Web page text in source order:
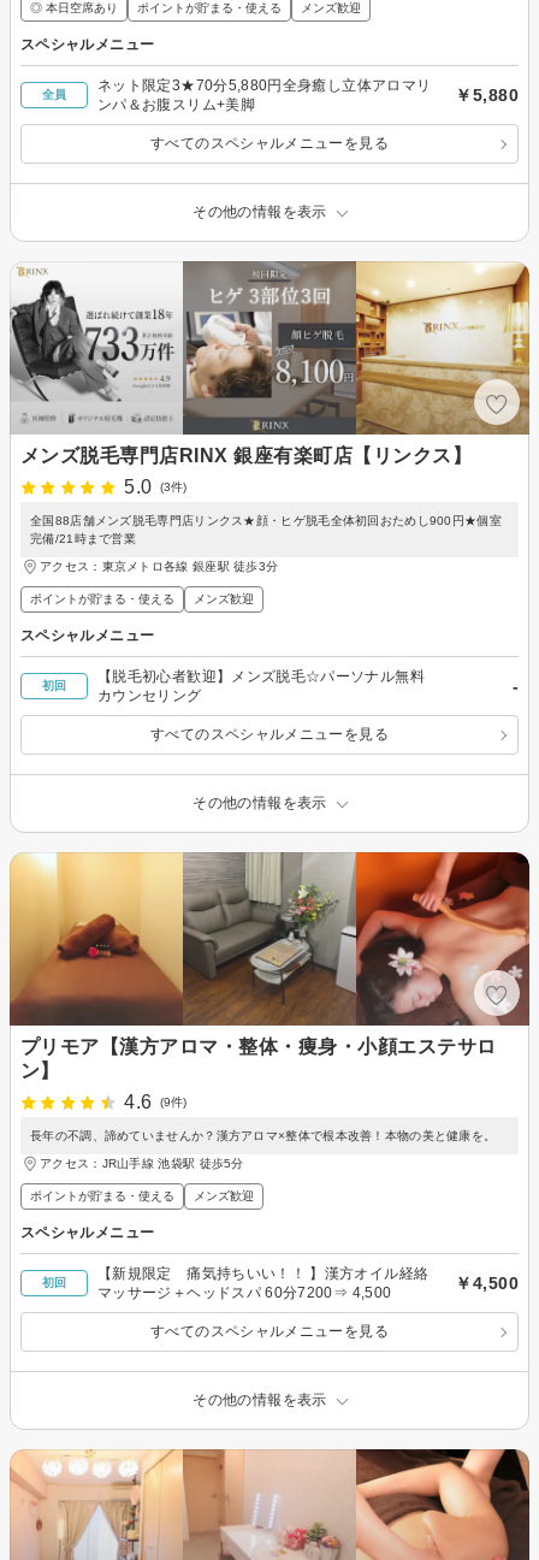
◎ 本日空席あり ポイントが貯まる・使える メンズ歓迎
スペシャルメニュー
全員
ネット限定3★70分5,880円全身癒し立体アロマリ
ンパ＆お腹スリム+美脚
￥5,880
すべてのスペシャルメニューを見る
その他の情報を表示
メンズ脱毛専門店RINX 銀座有楽町店【リンクス】
5.0
(3件)
全国88店舗メンズ脱毛専門店リンクス★顔・ヒゲ脱毛全体初回おためし900円★個室
完備/21時まで営業
アクセス：東京メトロ各線 銀座駅 徒歩3分
ポイントが貯まる・使える メンズ歓迎
スペシャルメニュー
初回
【脱毛初心者歓迎】メンズ脱毛☆パーソナル無料
カウンセリング
-
すべてのスペシャルメニューを見る
その他の情報を表示
プリモア【漢方アロマ・整体・痩身・小顔エステサロ
ン】
4.6
(9件)
長年の不調、諦めていませんか？漢方アロマ×整体で根本改善！本物の美と健康を。
アクセス：JR山手線 池袋駅 徒歩5分
ポイントが貯まる・使える メンズ歓迎
スペシャルメニュー
初回
【新規限定 痛気持ちいい！！ 】漢方オイル経絡
マッサージ＋ヘッドスパ 60分7200⇒ 4,500
￥4,500
すべてのスペシャルメニューを見る
その他の情報を表示